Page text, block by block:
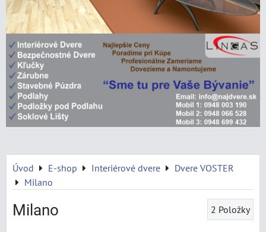
Úvod E-shop Interiérové dvere
Dvere VOSTER
Milano
Milano 2 Položky